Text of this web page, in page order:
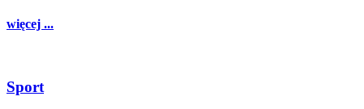
więcej ...
Sport